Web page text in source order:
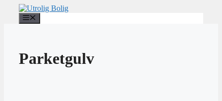
indhold
Parketgulv